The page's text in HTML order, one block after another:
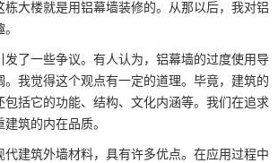
栋大楼就是用铝幕墙装修的。从那以后，我对铝
发了一些争议。有人认为，铝幕墙的过度使用导
。我觉得这个观点有一定的道理。毕竟，建筑的
包括它的功能、结构、文化内涵等。我们在追求
筑的内在品质。
代建筑外墙材料，具有许多优点。在应用过程中